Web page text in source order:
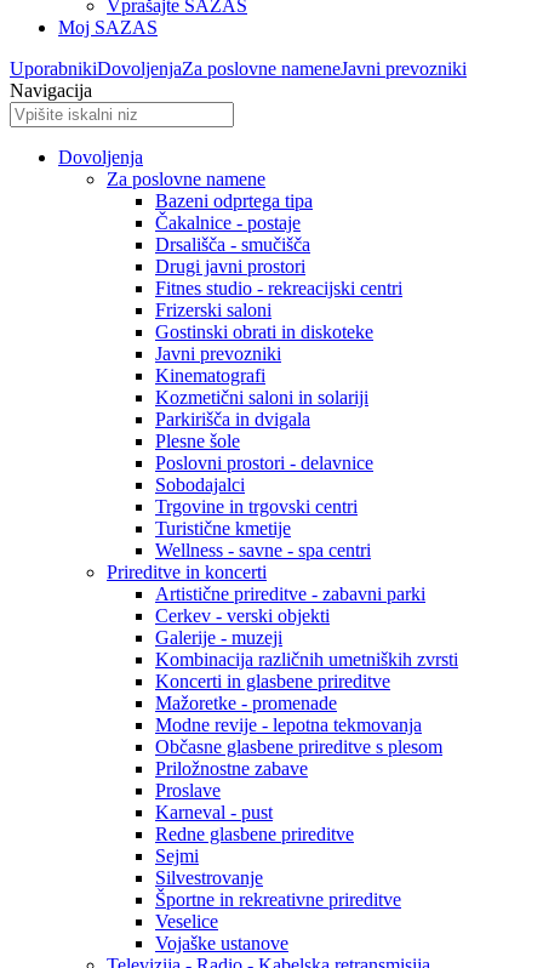
Vprašajte SAZAS
Moj SAZAS
UporabnikiDovoljenjaZa poslovne nameneJavni prevozniki
Navigacija
Dovoljenja
Za poslovne namene
Bazeni odprtega tipa
Čakalnice - postaje
Drsališča - smučišča
Drugi javni prostori
Fitnes studio - rekreacijski centri
Frizerski saloni
Gostinski obrati in diskoteke
Javni prevozniki
Kinematografi
Kozmetični saloni in solariji
Parkirišča in dvigala
Plesne šole
Poslovni prostori - delavnice
Sobodajalci
Trgovine in trgovski centri
Turistične kmetije
Wellness - savne - spa centri
Prireditve in koncerti
Artistične prireditve - zabavni parki
Cerkev - verski objekti
Galerije - muzeji
Kombinacija različnih umetniških zvrsti
Koncerti in glasbene prireditve
Mažoretke - promenade
Modne revije - lepotna tekmovanja
Občasne glasbene prireditve s plesom
Priložnostne zabave
Proslave
Karneval - pust
Redne glasbene prireditve
Sejmi
Silvestrovanje
Športne in rekreativne prireditve
Veselice
Vojaške ustanove